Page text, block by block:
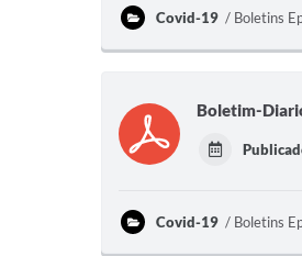
Covid-19 Boletins
Boletim-
Covid-19 Boletins